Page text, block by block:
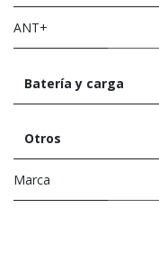
ANT+
Batería y carga
Otros
Marca